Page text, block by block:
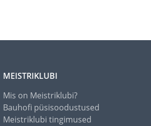
MEISTRIKLUBI
Mis on Meistriklubi?
Bauhofi püsisoodustused
Meistriklubi tingimused